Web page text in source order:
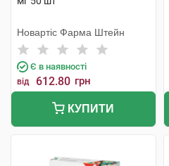
Новартіс Фарма Штейн
Є в наявності
від 612.80 грн
КУПИТИ